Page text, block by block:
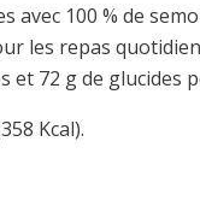
avec 100 % de
les repas
et 72 g de
Kcal).